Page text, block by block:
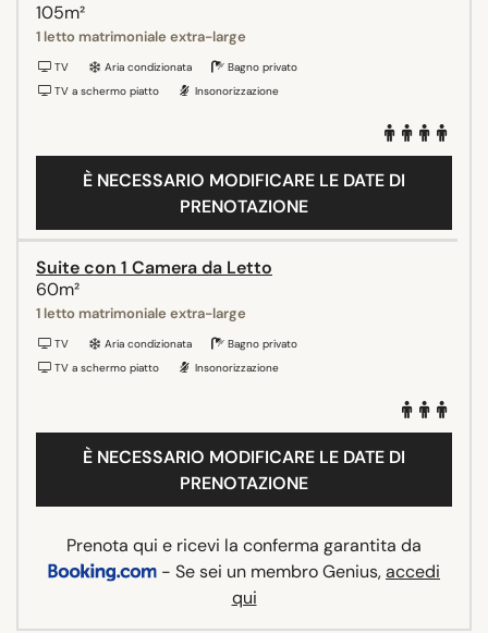
105m²
1 letto matrimoniale extra-large
TV Aria condizionata
Bagno privato
TV a schermo piatto
Insonorizzazione
È NECESSARIO MODIFICARE LE DATE DI
PRENOTAZIONE
Suite con 1 Camera da Letto
60m²
1 letto matrimoniale extra-large
TV Aria condizionata
Bagno privato
TV a schermo piatto
Insonorizzazione
È NECESSARIO MODIFICARE LE DATE DI
PRENOTAZIONE
Prenota qui e ricevi la conferma garantita da
- Se sei un membro Genius,accedi
qui